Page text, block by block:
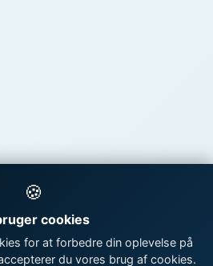
🍪
cookies
for at forbedre din oplevelse på
du vores brug af cookies.